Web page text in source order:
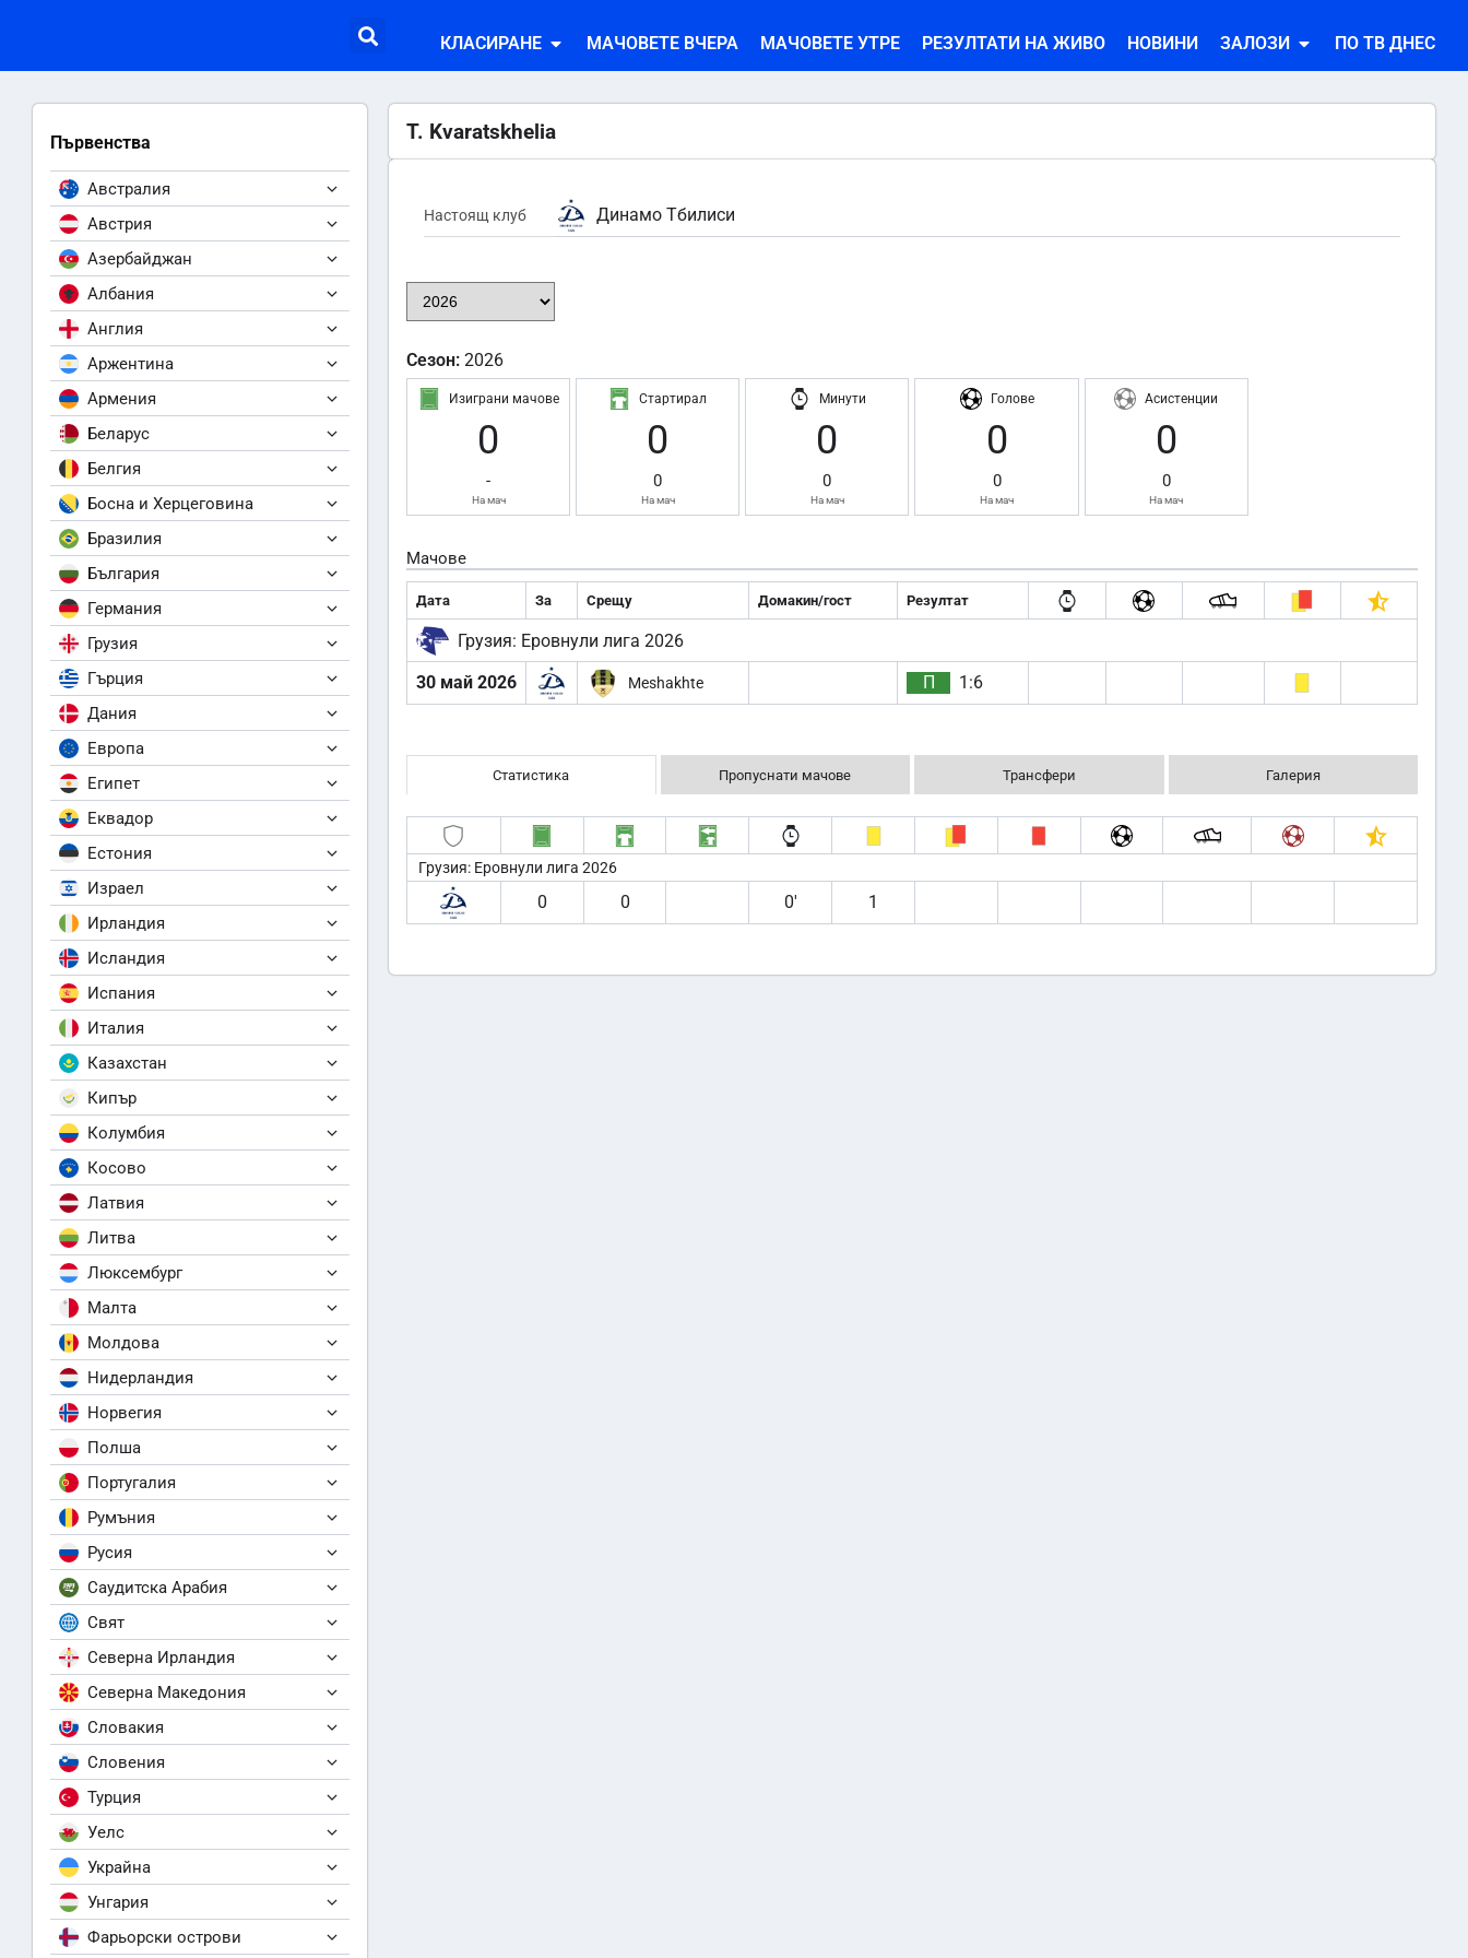
КЛАСИРАНЕ МАЧОВЕТЕ ВЧЕРА МАЧОВЕТЕ УТРЕ РЕЗУЛТАТИ НА ЖИВО НОВИНИ ЗАЛОЗИ ПО ТВ ДНЕС
Първенства
Австралия
Австрия
Азербайджан
Албания
Англия
Аржентина
Армения
Беларус
Белгия
Босна и Херцеговина
Бразилия
България
Германия
Грузия
Гърция
Дания
Европа
Египет
Еквадор
Естония
Израел
Ирландия
Исландия
Испания
Италия
Казахстан
Кипър
Колумбия
Косово
Латвия
Литва
Люксембург
Малта
Молдова
Нидерландия
Норвегия
Полша
Португалия
Румъния
Русия
Саудитска Арабия
Свят
Северна Ирландия
Северна Македония
Словакия
Словения
Турция
Уелс
Украйна
Унгария
Фарьорски острови
T. Kvaratskhelia
Настоящ клуб Динамо Тбилиси
Сезон: 2026
Изиграни мачове
0
-
На мач
Стартирал
0
0
На мач
Минути
0
0
На мач
Голове
0
0
На мач
Асистенции
0
0
На мач
Мачове
Дата За Срещу Домакин/гост Резултат
Грузия: Еровнули лига 2026
30 май 2026 Meshakhte П 1:6
Статистика Пропуснати мачове Трансфери Галерия
Грузия: Еровнули лига 2026
0 0 0′ 1